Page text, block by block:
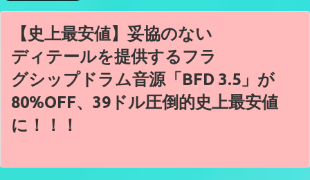
【史上最安値】妥協のない
ディテールを提供するフラ
グシップドラム音源「BFD 3.5」が
80%OFF、39ドル圧倒的史上最安値
に！！！